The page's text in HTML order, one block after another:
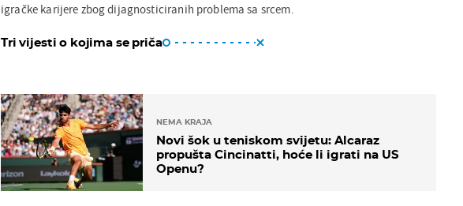
igračke karijere zbog dijagnosticiranih problema sa srcem.
Tri vijesti o kojima se priča
NEMA KRAJA
Novi šok u teniskom svijetu: Alcaraz
propušta Cincinatti, hoće li igrati na US
Openu?